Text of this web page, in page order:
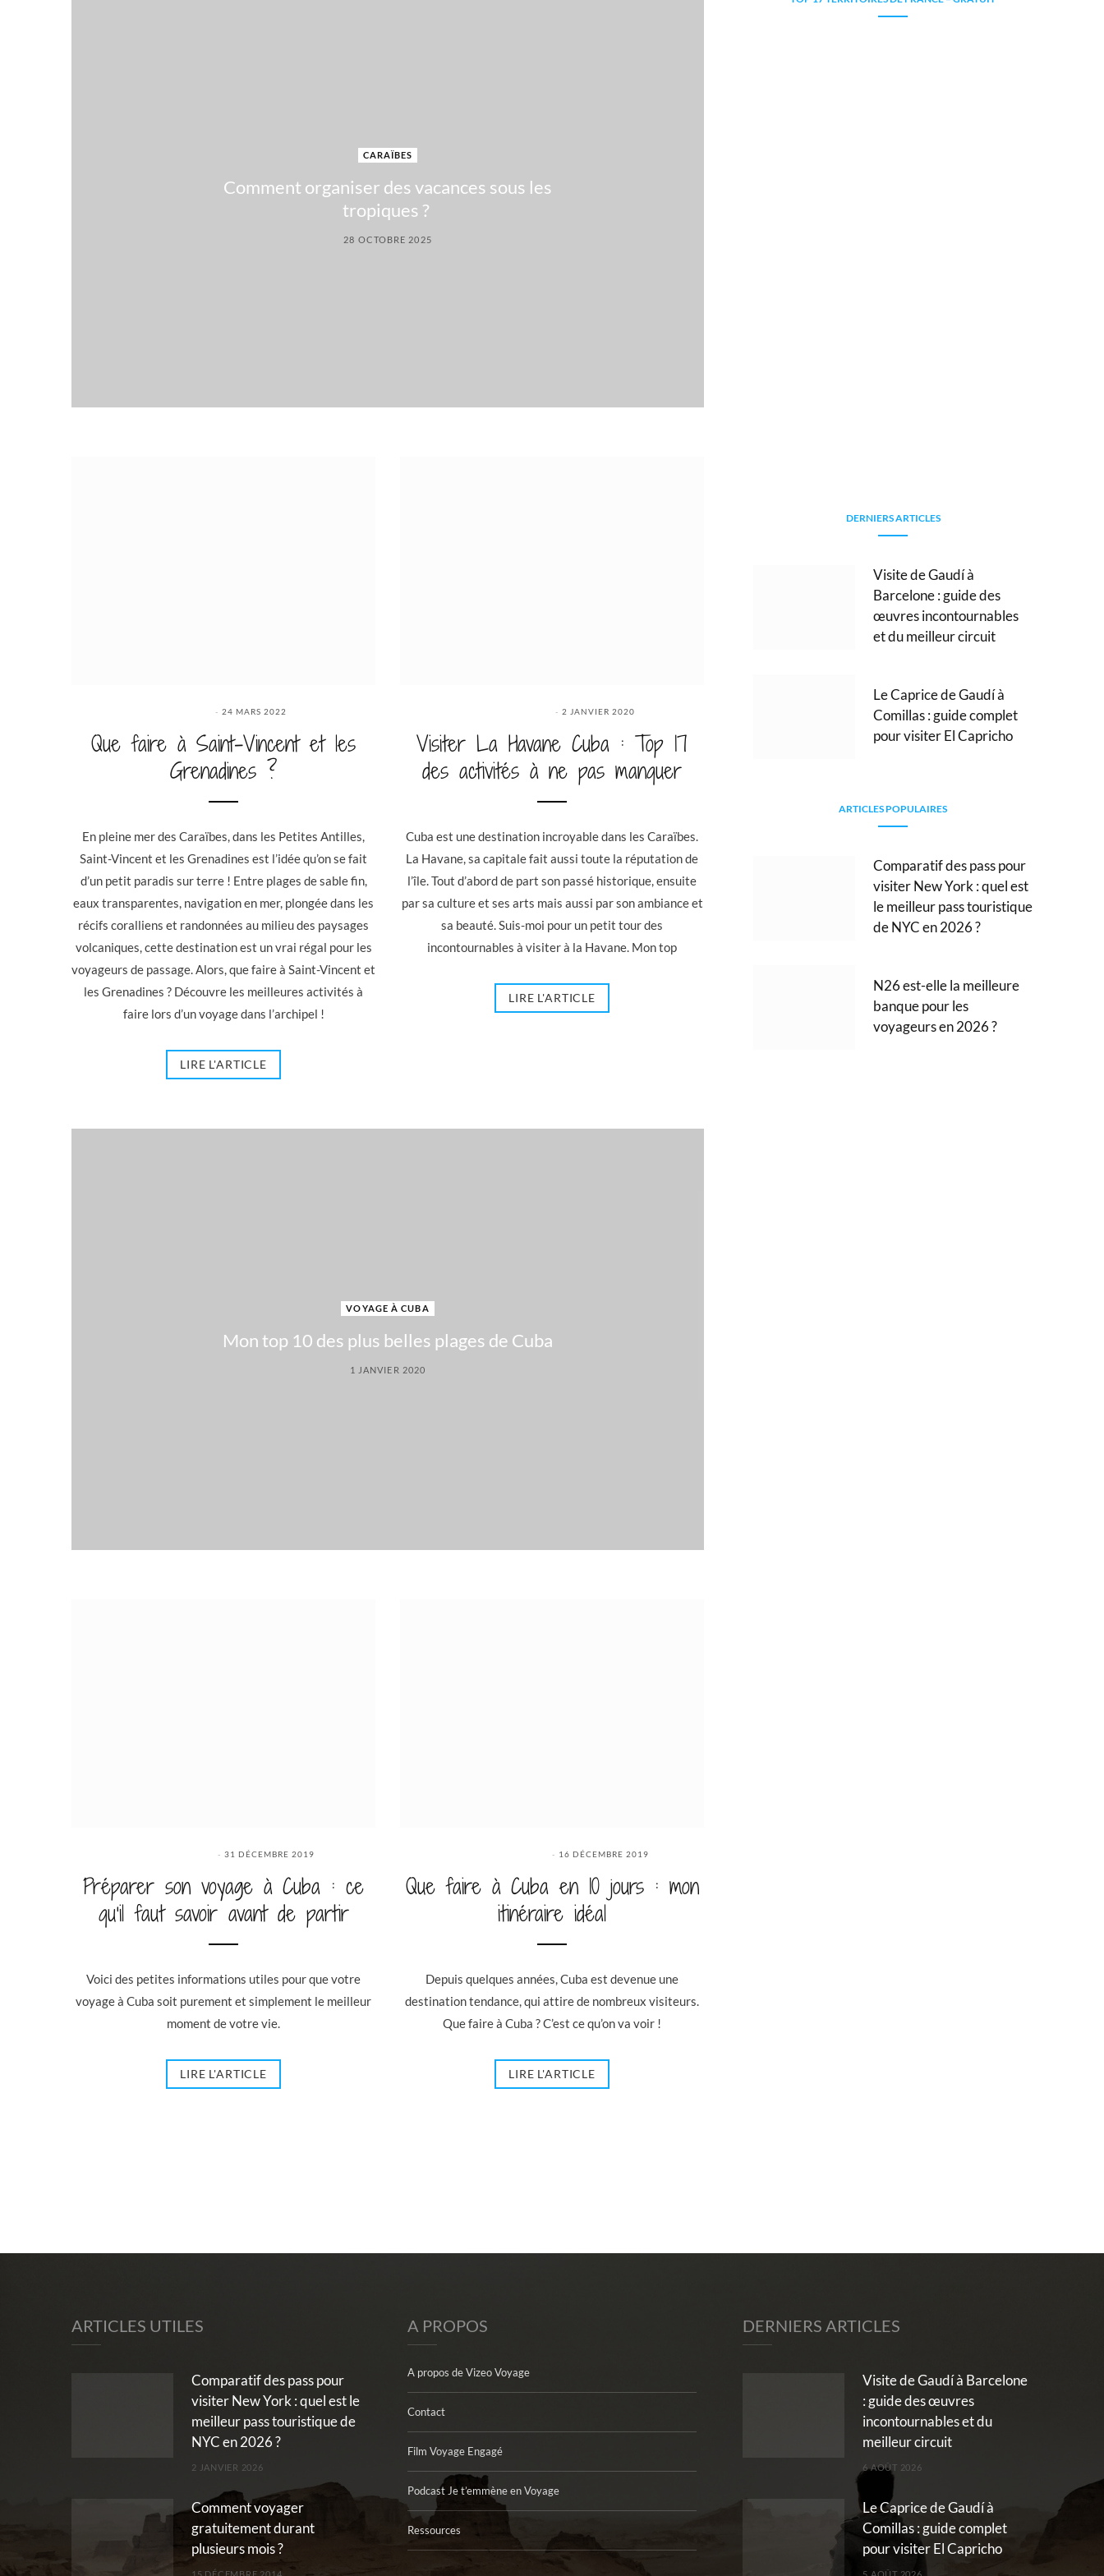
CARAÏBES
Comment organiser des vacances sous les
tropiques ?
28 OCTOBRE 2025
24 MARS 2022
Que faire à Saint-Vincent et les
Grenadines ?
En pleine mer des Caraïbes, ​​dans les Petites Antilles,
Saint-Vincent et les Grenadines est l’idée qu’on se fait
d’un petit paradis sur terre ! Entre plages de sable fin,
eaux transparentes, navigation en mer, plongée dans les
récifs coralliens et randonnées au milieu des paysages
volcaniques, cette destination est un vrai régal pour les
voyageurs de passage. Alors, que faire à Saint-Vincent et
les Grenadines ? Découvre les meilleures activités à
faire lors d’un voyage dans l’archipel !
LIRE L'ARTICLE
2 JANVIER 2020
Visiter La Havane Cuba : Top 17
des activités à ne pas manquer
Cuba est une destination incroyable dans les Caraïbes.
La Havane, sa capitale fait aussi toute la réputation de
l’île. Tout d’abord de part son passé historique, ensuite
par sa culture et ses arts mais aussi par son ambiance et
sa beauté. Suis-moi pour un petit tour des
incontournables à visiter à la Havane. Mon top
LIRE L'ARTICLE
VOYAGE À CUBA
Mon top 10 des plus belles plages de Cuba
1 JANVIER 2020
31 DÉCEMBRE 2019
Préparer son voyage à Cuba : ce
qu’il faut savoir avant de partir
Voici des petites informations utiles pour que votre
voyage à Cuba soit purement et simplement le meilleur
moment de votre vie.
LIRE L'ARTICLE
16 DÉCEMBRE 2019
Que faire à Cuba en 10 jours : mon
itinéraire idéal
Depuis quelques années, Cuba est devenue une
destination tendance, qui attire de nombreux visiteurs.
Que faire à Cuba ? C’est ce qu’on va voir !
LIRE L'ARTICLE
DERNIERS ARTICLES
Visite de Gaudí à
Barcelone : guide des
œuvres incontournables
et du meilleur circuit
Le Caprice de Gaudí à
Comillas : guide complet
pour visiter El Capricho
ARTICLES POPULAIRES
Comparatif des pass pour
visiter New York : quel est
le meilleur pass touristique
de NYC en 2026 ?
N26 est-elle la meilleure
banque pour les
voyageurs en 2026 ?
ARTICLES UTILES
Comparatif des pass pour
visiter New York : quel est le
meilleur pass touristique de
NYC en 2026 ?
2 JANVIER 2026
Comment voyager
gratuitement durant
plusieurs mois ?
A PROPOS
A propos de Vizeo Voyage
Contact
Film Voyage Engagé
Podcast Je t’emmène en Voyage
Ressources
DERNIERS ARTICLES
Visite de Gaudí à Barcelone
: guide des œuvres
incontournables et du
meilleur circuit
6 AOÛT 2026
Le Caprice de Gaudí à
Comillas : guide complet
pour visiter El Capricho